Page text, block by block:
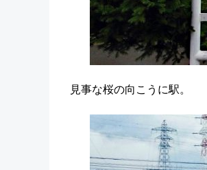
見事な桜の向こうに駅。